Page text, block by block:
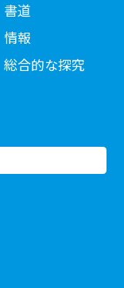
書道
情報
総合的な探究